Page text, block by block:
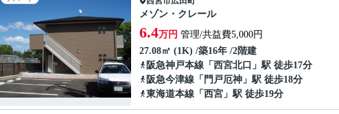
メゾン・クレール
6.4万円 管理/共益費5,000円
27.08㎡ (1K) /築16年 /2階建
阪急神戸本線 「 西宮北口 」駅 徒歩17分
阪急今津線 「 門戸厄神 」駅 徒歩18分
東海道本線 「 西宮 」駅 徒歩19分